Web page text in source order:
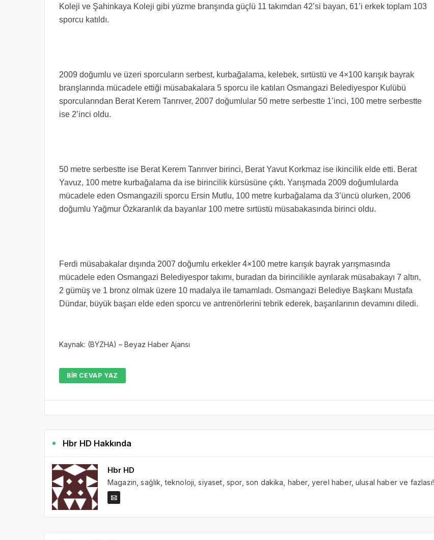
Koleji ve Şahinkaya Koleji gibi yüzme branşında güçlü 11 takımdan 42’si bayan, 61’i erkek toplam 103
sporcu katıldı.
2009 doğumlu ve üzeri sporcuların serbest, kurbağalama, kelebek, sırtüstü ve 4×100 karışık bayrak
branşlarında mücadele ettiği müsabakalara 5 sporcu ile katılan Osmangazi Belediyespor Kulübü
sporcularından Berat Kerem Tanrıver, 2007 doğumlular 50 metre serbestte 1’inci, 100 metre serbestte
ise 2’inci oldu.
50 metre serbestte ise Berat Kerem Tanrıver birinci, Berat Yavut Korkmaz ise ikincilik elde etti. Berat
Yavuz, 100 metre kurbağalama da ise birincilik kürsüsüne çıktı. Yarışmada 2009 doğumlularda
mücadele eden Osmangazili sporcu Ersin Mutlu, 100 metre kurbağalama da 3’üncü olurken, 2006
doğumlu Yağmur Özkaranlık da bayanlar 100 metre sırtüstü müsabakasında birinci oldu.
Ferdi müsabakalar dışında 2007 doğumlu erkekler 4×100 metre karışık bayrak yarışmasında
mücadele eden Osmangazi Belediyespor takımı, buradan da birincilikle ayrılarak müsabakayı 7 altın,
2 gümüş ve 1 bronz olmak üzere 10 madalya ile tamamladı. Osmangazi Belediye Başkanı Mustafa
Dündar, büyük başarı elde eden sporcu ve antrenörlerini tebrik ederek, başarılarının devamını diledi.
Kaynak: (BYZHA) – Beyaz Haber Ajansı
BIR CEVAP YAZ
Hbr HD Hakkında
Hbr HD
Magazin, sağlık, teknoloji, siyaset, spor, son dakika, haber, yerel haber, ulusal haber ve fazlası!